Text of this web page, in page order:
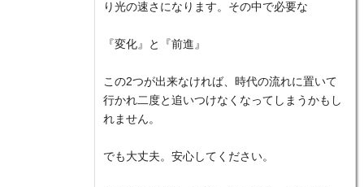
り光の速さになります。その中で必要な
『変化』と『前進』
この2つが出来なければ、時代の流れに置いて
行かれ二度と追いつけなくなってしまうかもし
れません。
でも大丈夫。安心してください。